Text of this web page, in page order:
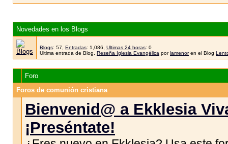
Novedades en los Blogs
Blogs: 57, Entradas: 1,086, Ultimas 24 horas: 0
Ultima entrada de Blog, Reseña Iglesia Evangélica porlamenoren el Blog
Foro
Foros de comunión cristiana
Bienvenid@ a Ekklesia
¡Preséntate!